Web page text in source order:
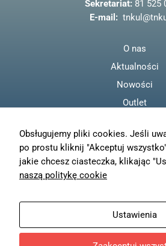
k
Sekretariat: 81 525
E-mail:
O nas
Aktualności
Nowości
Outlet
Polityka
Moje konto
Wysyłka
Zwroty
Obsługujemy pliki cookies. Jeśli
po prostu kliknij "Akceptuj
jakie chcesz ciasteczka, klikając
naszą politykę cookie
Ustawienia